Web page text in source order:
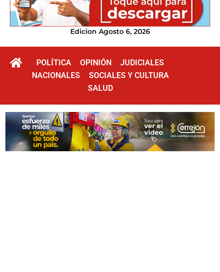
Edicion Agosto 6, 2026
POLÍTICA OPINIÓN
JUDICIALES
NACIONALES
SOCIALES Y CULTURA
SALUD